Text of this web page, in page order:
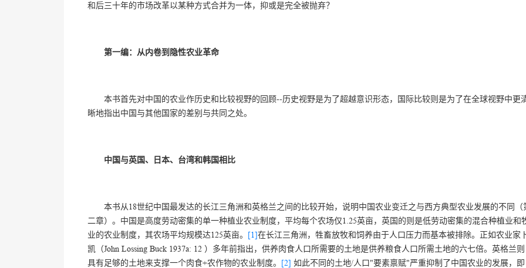
和后三十年的市场改革以某种方式合并为一体，抑或是完全被抛弃？
第一编：从内卷到隐性农业革命
本书首先对中国的农业作历史和比较视野的回顾--历史视野是为了超越意识形态，国际比较则是为了在全球视野中更
晰地指出中国与其他国家的差别与共同之处。
中国与英国、日本、台湾和韩国相比
本书从18世纪中国最发达的长江三角洲和英格兰之间的比较开始，说明中国农业变迁之与西方典型农业发展的不同（
二章）。中国是高度劳动密集的单一种植业农业制度，平均每个农场仅1.25英亩，英国的则是低劳动密集的混合种植业和
业的农业制度，其农场平均规模达125英亩。 [1]在长江三角洲，牲畜放牧和饲养由于人口压力而基本被排除。正如农业家
凯（John Lossing Buck 1937a: 12 ）多年前指出，供养肉食人口所需要的土地是供养粮食人口所需土地的六七倍。英格兰则
具有足够的土地来支撑一个肉食+农作物的农业制度。 [2] 如此不同的土地/人口"要素禀赋"严重抑制了中国农业的发展，即